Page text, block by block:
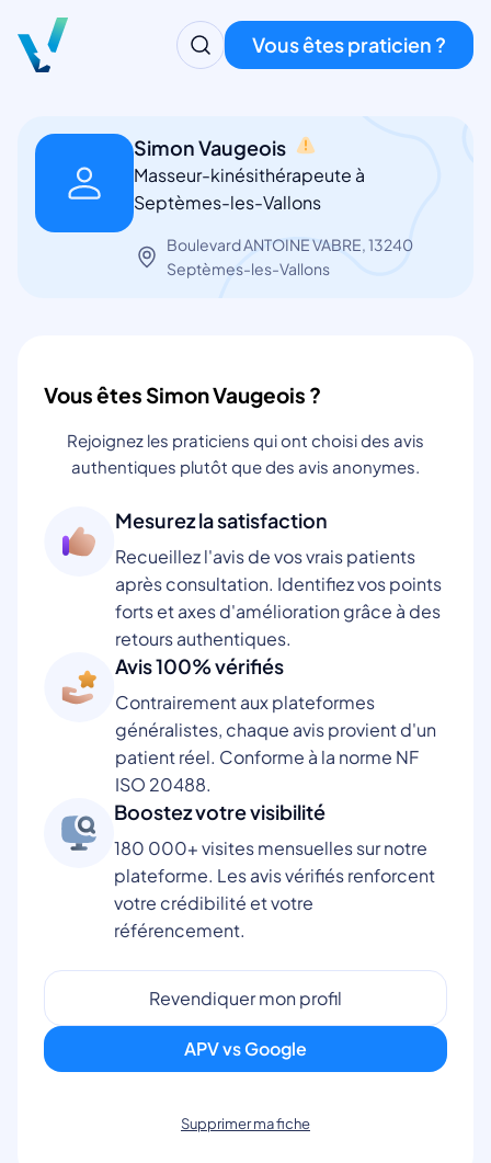
Vous êtes praticien ?
Simon Vaugeois
Masseur-kinésithérapeute à
Septèmes-les-Vallons
Boulevard ANTOINE VABRE, 13240
Septèmes-les-Vallons
Vous êtes Simon Vaugeois ?
Rejoignez les praticiens qui ont choisi des avis
authentiques plutôt que des avis anonymes.
Mesurez la satisfaction
Recueillez l'avis de vos vrais patients
après consultation. Identifiez vos points
forts et axes d'amélioration grâce à des
retours authentiques.
Avis 100% vérifiés
Contrairement aux plateformes
généralistes, chaque avis provient d'un
patient réel. Conforme à la norme NF
ISO 20488.
Boostez votre visibilité
180 000+ visites mensuelles sur notre
plateforme. Les avis vérifiés renforcent
votre crédibilité et votre
référencement.
Revendiquer mon profil
APV vs Google
Supprimer ma fiche